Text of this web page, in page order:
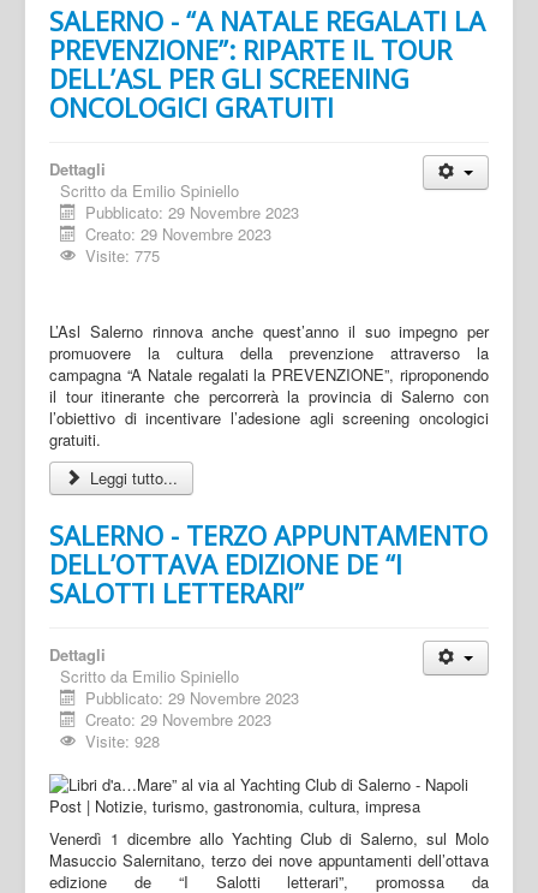
SALERNO - “A NATALE REGALATI LA
PREVENZIONE”: RIPARTE IL TOUR
DELL’ASL PER GLI SCREENING
ONCOLOGICI GRATUITI
Dettagli
Scritto da Emilio Spiniello
Pubblicato: 29 Novembre 2023
Creato: 29 Novembre 2023
Visite: 775
L’Asl Salerno rinnova anche quest’anno il suo impegno per
promuovere la cultura della prevenzione attraverso la
campagna “A Natale regalati la PREVENZIONE”, riproponendo
il tour itinerante che percorrerà la provincia di Salerno con
l’obiettivo di incentivare l’adesione agli screening oncologici
gratuiti.
Leggi tutto...
SALERNO - TERZO APPUNTAMENTO
DELL’OTTAVA EDIZIONE DE “I
SALOTTI LETTERARI”
Dettagli
Scritto da Emilio Spiniello
Pubblicato: 29 Novembre 2023
Creato: 29 Novembre 2023
Visite: 928
Venerdì 1 dicembre allo Yachting Club di Salerno, sul Molo
Masuccio Salernitano, terzo dei nove appuntamenti dell’ottava
edizione de “I Salotti letterari”, promossa da